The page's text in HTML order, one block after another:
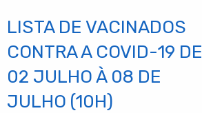
LISTA DE VACINADOS
CONTRA A COVID-19 DE
02 JULHO À 08 DE
JULHO (10H)